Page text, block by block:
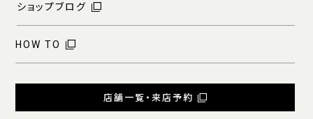
ショップブログ
HOW TO
店舗一覧・来店予約